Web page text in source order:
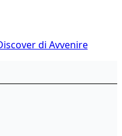
di Avvenire